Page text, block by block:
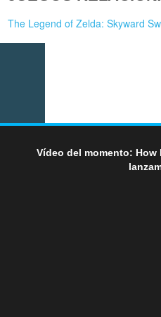
The Legend of Zelda: Skyward
Vídeo del momento: How